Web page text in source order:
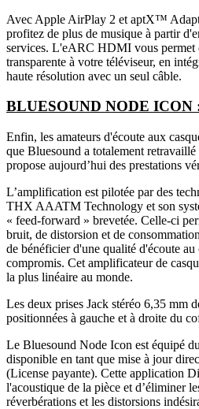
Avec Apple AirPlay 2 et aptX™
profitez de plus de musique à partir
services. L'eARC HDMI vous permet
transparente à votre téléviseur, en
haute résolution avec un seul câble.
BLUESOUND NODE ICON
Enfin, les amateurs d'écoute aux
que Bluesound a totalement
propose aujourd’hui des prestations
L’amplification est pilotée par des
THX AAATM Technology et son
« feed-forward » brevetée. Celle-ci
bruit, de distorsion et de
de bénéficier d'une qualité d'écoute au
compromis. Cet amplificateur de
la plus linéaire au monde.
Les deux prises Jack stéréo 6,35 mm
positionnées à gauche et à droite du
Le Bluesound Node Icon est équipé
disponible en tant que mise à jour
(License payante). Cette application
l'acoustique de la pièce et d’éliminer
réverbérations et les distorsions